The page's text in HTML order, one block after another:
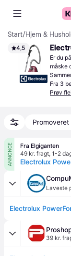
Start/Hjem &
4,5
Er du
måske
mange
4 liter
Fra 3
Prøv
Promoveret
ANNONCE
Fra Elgiganten
49 kr. fragt, 1-2
Electrolux
Laveste
39 kr.